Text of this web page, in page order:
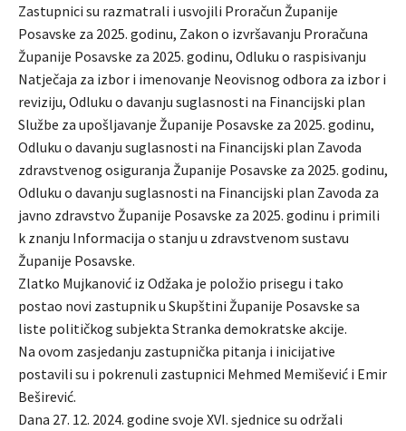
Zastupnici su razmatrali i usvojili Proračun Županije
Posavske za 2025. godinu, Zakon o izvršavanju Proračuna
Županije Posavske za 2025. godinu, Odluku o raspisivanju
Natječaja za izbor i imenovanje Neovisnog odbora za izbor i
reviziju, Odluku o davanju suglasnosti na Financijski plan
Službe za upošljavanje Županije Posavske za 2025. godinu,
Odluku o davanju suglasnosti na Financijski plan Zavoda
zdravstvenog osiguranja Županije Posavske za 2025. godinu,
Odluku o davanju suglasnosti na Financijski plan Zavoda za
javno zdravstvo Županije Posavske za 2025. godinu i primili
k znanju Informacija o stanju u zdravstvenom sustavu
Županije Posavske.
Zlatko Mujkanović iz Odžaka je položio prisegu i tako
postao novi zastupnik u Skupštini Županije Posavske sa
liste političkog subjekta Stranka demokratske akcije.
Na ovom zasjedanju zastupnička pitanja i inicijative
postavili su i pokrenuli zastupnici Mehmed Memišević i Emir
Beširević.
Dana 27. 12. 2024. godine svoje XVI. sjednice su održali